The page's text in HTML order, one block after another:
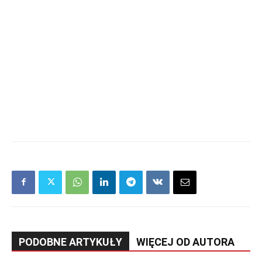
PODOBNE ARTYKUŁY WIĘCEJ OD AUTORA